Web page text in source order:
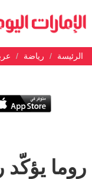
الرئيسة رياضة
روما